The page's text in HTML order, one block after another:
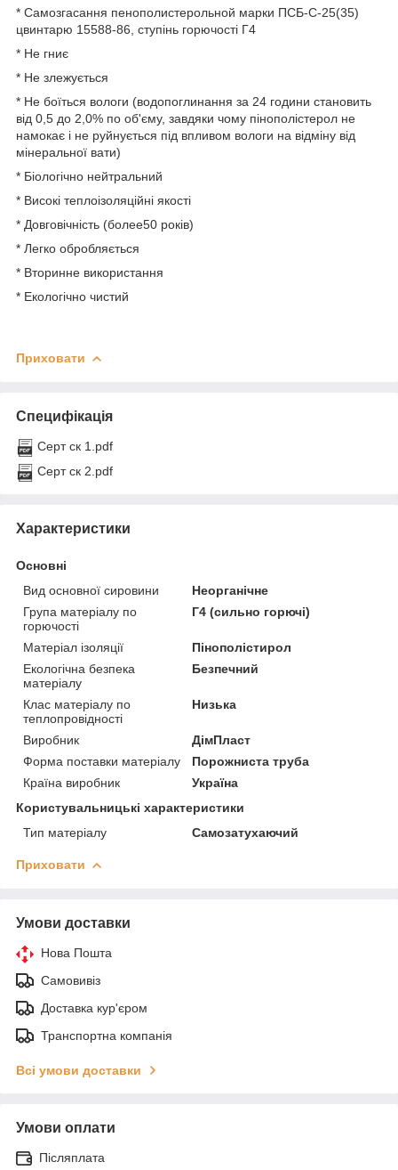
* Самозгасання пенополистерольной марки ПСБ-С-25(35)
цвинтарю 15588-86, ступінь горючості Г4
* Не гниє
* Не злежується
* Не боїться вологи (водопоглинання за 24 години становить
від 0,5 до 2,0% по об'єму, завдяки чому пінополістерол не
намокає і не руйнується під впливом вологи на відміну від
мінеральної вати)
* Біологічно нейтральний
* Високі теплоізоляційні якості
* Довговічність (более50 років)
* Легко обробляється
* Вторинне використання
* Екологічно чистий
Приховати
Специфікація
Серт ск 1.pdf
Серт ск 2.pdf
Характеристики
Основні
Вид основної сировини
Неорганічне
Група матеріалу по
горючості
Г4 (сильно горючі)
Матеріал ізоляції
Пінополістирол
Екологічна безпека
матеріалу
Безпечний
Клас матеріалу по
теплопровідності
Низька
Виробник
ДімПласт
Форма поставки матеріалу
Порожниста труба
Країна виробник
Україна
Користувальницькі характеристики
Тип матеріалу
Самозатухаючий
Приховати
Умови доставки
Нова Пошта
Самовивіз
Доставка кур'єром
Транспортна компанія
Всі умови доставки
Умови оплати
Післяплата